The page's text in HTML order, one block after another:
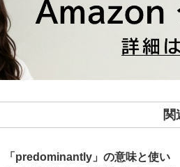
関
「predominantly」の意味と使い